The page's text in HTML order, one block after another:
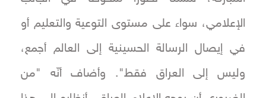
الإعلامي، سواء على مستوى التوعية والتعليم أو
في إيصال الرسالة الحسينية إلى العالم أجمع،
وليس إلى العراق فقط". وأضاف أنّه "من